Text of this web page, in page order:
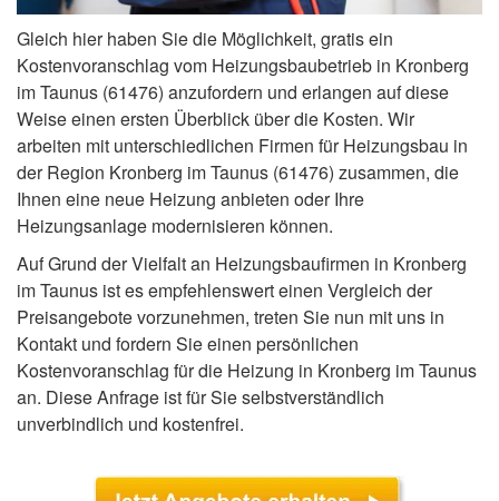
Gleich hier haben Sie die Möglichkeit, gratis ein
Kostenvoranschlag vom Heizungsbaubetrieb in Kronberg
im Taunus (61476) anzufordern und erlangen auf diese
Weise einen ersten Überblick über die Kosten. Wir
arbeiten mit unterschiedlichen Firmen für Heizungsbau in
der Region Kronberg im Taunus (61476) zusammen, die
Ihnen eine neue Heizung anbieten oder Ihre
Heizungsanlage modernisieren können.
Auf Grund der Vielfalt an Heizungsbaufirmen in Kronberg
im Taunus ist es empfehlenswert einen Vergleich der
Preisangebote vorzunehmen, treten Sie nun mit uns in
Kontakt und fordern Sie einen persönlichen
Kostenvoranschlag für die Heizung in Kronberg im Taunus
an. Diese Anfrage ist für Sie selbstverständlich
unverbindlich und kostenfrei.